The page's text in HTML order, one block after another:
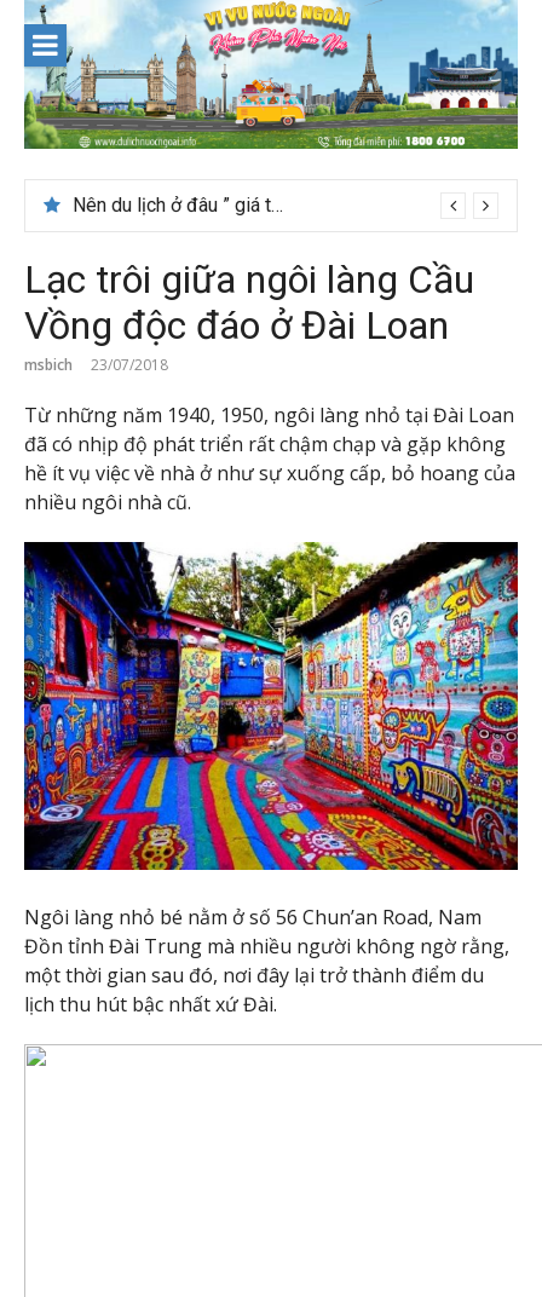
content
Nên du lịch ở đâu ” giá tốt” dịp lễ quốc khánh 2/9
Lạc trôi giữa ngôi làng Cầu
Vồng độc đáo ở Đài Loan
msbich 23/07/2018
Từ những năm 1940, 1950, ngôi làng nhỏ tại Đài Loan
đã có nhịp độ phát triển rất chậm chạp và gặp không
hề ít vụ việc về nhà ở như sự xuống cấp, bỏ hoang của
nhiều ngôi nhà cũ.
Ngôi làng nhỏ bé nằm ở số 56 Chun’an Road, Nam
Đồn tỉnh Đài Trung mà nhiều người không ngờ rằng,
một thời gian sau đó, nơi đây lại trở thành điểm du
lịch thu hút bậc nhất xứ Đài.